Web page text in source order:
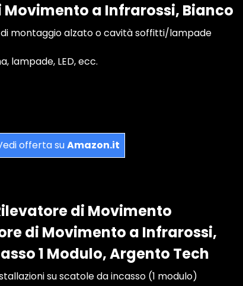
Movimento a Infrarossi, Bianco
montaggio alzato o cavità soffitti/lampade
lampade, LED, ecc.
offerta suAmazon.it
Rilevatore di Movimento
di Movimento a Infrarossi,
1 Modulo, Argento Tech
su scatole da incasso (1 modulo)